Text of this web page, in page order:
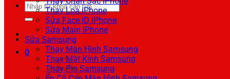
Tìm
kiếm:
0
Thay Loa iPhone
Sửa Face ID iPhone
Sửa Main iPhone
Sửa Samsung
Thay Màn Hình Samsung
Thay Mặt Kính Samsung
Thay Pin Samsung